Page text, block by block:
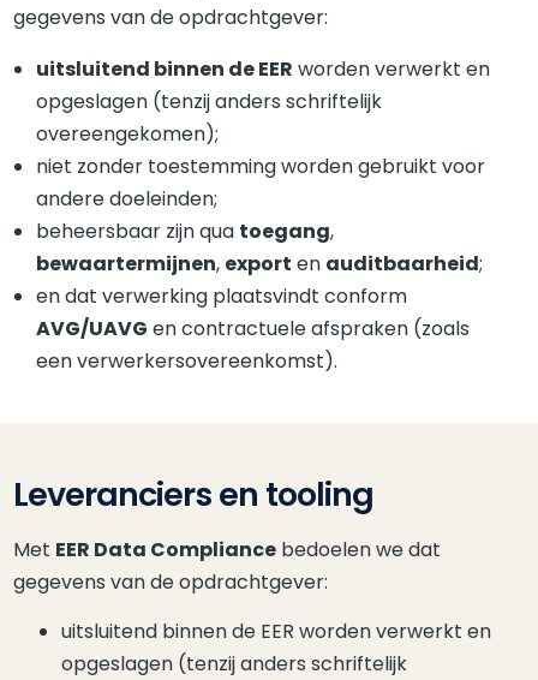
gegevens van de opdrachtgever:
uitsluitend binnen de EER worden verwerkt en
opgeslagen (tenzij anders schriftelijk
overeengekomen);
niet zonder toestemming worden gebruikt voor
andere doeleinden;
beheersbaar zijn qua toegang,
bewaartermijnen, export en auditbaarheid;
en dat verwerking plaatsvindt conform
AVG/UAVG en contractuele afspraken (zoals
een verwerkersovereenkomst).
Leveranciers en tooling
Met EER Data Compliance bedoelen we dat
gegevens van de opdrachtgever:
uitsluitend binnen de EER worden verwerkt en
opgeslagen (tenzij anders schriftelijk